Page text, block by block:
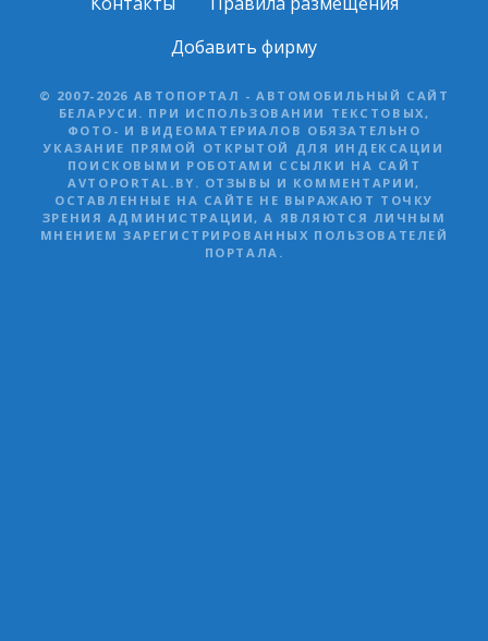
Добавить фирму
© 2007-2026 АВТОПОРТАЛ - АВТОМОБИЛЬНЫЙ САЙТ
БЕЛАРУСИ. ПРИ ИСПОЛЬЗОВАНИИ ТЕКСТОВЫХ,
ФОТО- И ВИДЕОМАТЕРИАЛОВ ОБЯЗАТЕЛЬНО
УКАЗАНИЕ ПРЯМОЙ ОТКРЫТОЙ ДЛЯ ИНДЕКСАЦИИ
ПОИСКОВЫМИ РОБОТАМИ ССЫЛКИ НА САЙТ
AVTOPORTAL.BY. ОТЗЫВЫ И КОММЕНТАРИИ,
ОСТАВЛЕННЫЕ НА САЙТЕ НЕ ВЫРАЖАЮТ ТОЧКУ
ЗРЕНИЯ АДМИНИСТРАЦИИ, А ЯВЛЯЮТСЯ ЛИЧНЫМ
МНЕНИЕМ ЗАРЕГИСТРИРОВАННЫХ ПОЛЬЗОВАТЕЛЕЙ
ПОРТАЛА.